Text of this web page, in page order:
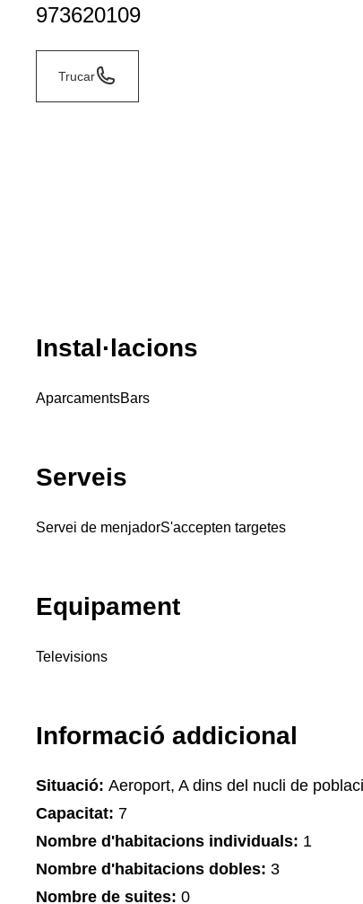
973620109
Trucar
Instal·lacions
AparcamentsBars
Serveis
Servei de menjadorS'accepten targetes
Equipament
Televisions
Informació addicional
Situació: Aeroport, A dins del nucli de
Capacitat: 7
Nombre d'habitacions individuals: 1
Nombre d'habitacions dobles: 3
Nombre de suites: 0